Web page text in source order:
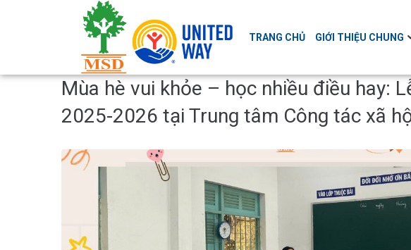
TRANG CHỦ GIỚI THIỆU CHUNG
Mùa hè vui khỏe – học nhiều điều hay:
2025-2026 tại Trung tâm Công tác xã